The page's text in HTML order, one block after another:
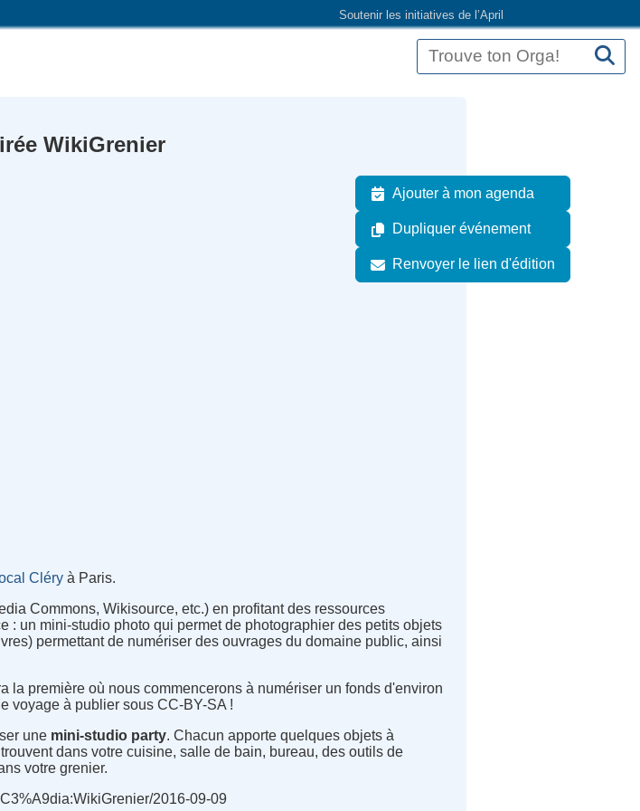
Soutenir les initiatives de l’April
WikiGrenier
Ajouter à mon agenda
Dupliquer événement
Renvoyer le lien d'édition
Cléry à Paris.
Commons, Wikisource, etc.) en profitant des ressources
un mini-studio photo qui permet de photographier des petits objets
permettant de numériser des ouvrages du domaine public, ainsi
la première où nous commencerons à numériser un fonds d'environ
voyage à publier sous CC-BY-SA !
une mini-studio party. Chacun apporte quelques objets à
dans votre cuisine, salle de bain, bureau, des outils de
votre grenier.
2016-09-09